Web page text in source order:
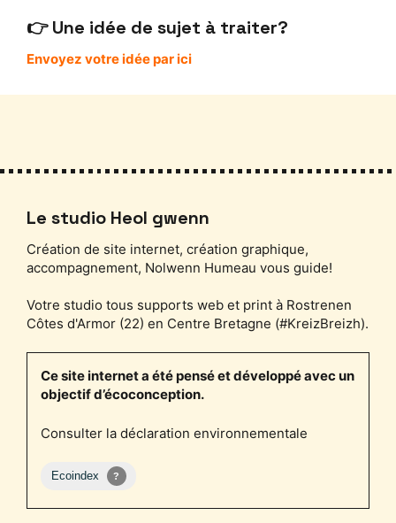
Une idée de sujet à traiter?
Envoyez votre idée par ici
Le studio Heol gwenn
Création de site internet, création graphique,
accompagnement, Nolwenn Humeau vous guide!
Votre studio tous supports web et print à Rostrenen
Côtes d'Armor (22) en Centre Bretagne (#KreizBreizh).
Ce site internet a été pensé et développé avec un
objectif d’écoconception.
Consulter la déclaration environnementale